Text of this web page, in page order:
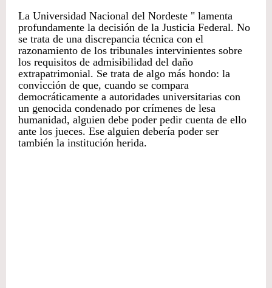
La Universidad Nacional del Nordeste " lamenta
profundamente la decisión de la Justicia Federal. No
se trata de una discrepancia técnica con el
razonamiento de los tribunales intervinientes sobre
los requisitos de admisibilidad del daño
extrapatrimonial. Se trata de algo más hondo: la
convicción de que, cuando se compara
democráticamente a autoridades universitarias con
un genocida condenado por crímenes de lesa
humanidad, alguien debe poder pedir cuenta de ello
ante los jueces. Ese alguien debería poder ser
también la institución herida.